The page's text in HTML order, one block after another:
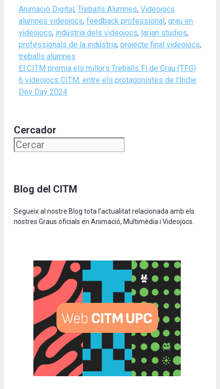
Categories
Animació Digital , Treballs Alumnes, Videojocs
alumnes videojocs, feedback professional , grau en
videojocs, indústria dels videojocs, larian studios,
professionals de la indústria, projecte final videojocs,
treballs alumnes
El CITM premia els millors Treballs Fi de Grau (TFG)
6 videojocs CITM, entre els protagonistes de l’Indie
Dev Day 2024
Cercador
Blog del CITM
Segueix al nostre Blog tota l’actualitat relacionada amb els
nostres Graus oficials en Animació, Multimèdia i Videojocs.